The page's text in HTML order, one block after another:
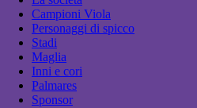
Campioni Viola
Personaggi di spicco
Stadi
Maglia
Inni e cori
Palmares
Sponsor